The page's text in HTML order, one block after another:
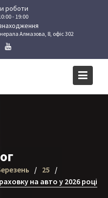
роботи
- 19:00
Алмазова, 8, офіс 302
25
на авто у 2026 році